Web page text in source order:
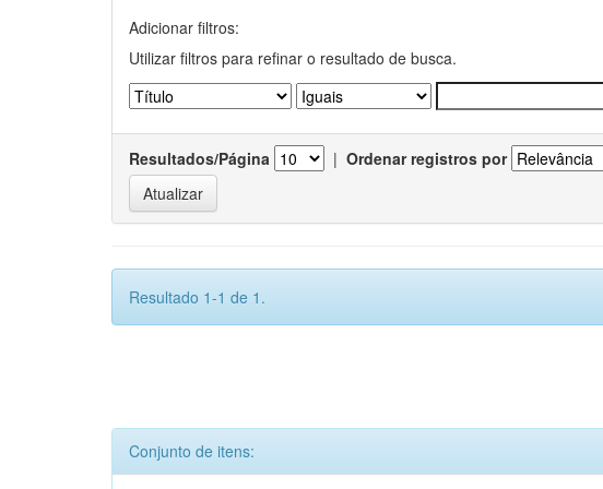
Adicionar filtros:
Utilizar filtros para refinar o resultado de busca.
Resultados/Página | Ordenar registros por
Resultado 1-1 de 1.
Conjunto de itens: